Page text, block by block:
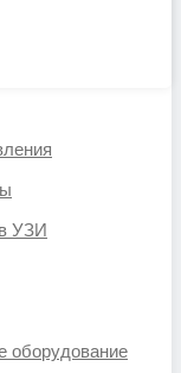
УЗИ
оборудование